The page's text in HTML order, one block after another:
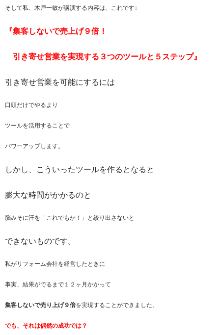
そして私、木戸一敏が講演する内容は、これです↓
『集客しないで売上げ９倍！
引き寄せ営業を実現する３つのツールと５ステップ』
引き寄せ営業を可能にするには
口頭だけでやるより
ツールを活用することで
パワーアップします。
しかし、こういったツールを作るとなると
膨大な時間がかかるのと
脳みそに汗を「これでもか！」と絞り出さないと
できないものです。
私がリフォーム会社を経営したときに
事実、結果がでるまで１２ヶ月かかって
集客しないで売り上げ９倍を実現することができました。
でも、それは偶然の成功では？